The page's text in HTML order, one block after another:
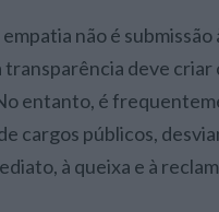
não é submissão
deve criar
entanto, é
cargos públicos,
à queixa e à